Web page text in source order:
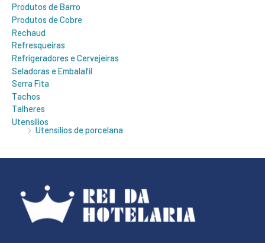
Produtos de Barro
Produtos de Cobre
Rechaud
Refresqueiras
Refrigeradores e Cervejeiras
Seladoras e Embalafil
Serra Fita
Tachos
Talheres
Utensílios
Utensílios de porcelana